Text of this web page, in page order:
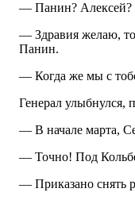
— Панин? Алексей?
— Здравия желаю,
Панин.
— Когда же мы с
Генерал улыбнулся,
— В начале марта,
— Точно! Под
— Приказано снять